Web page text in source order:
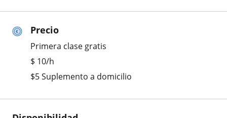
Precio
Primera clase gratis
$ 10/h
$5 Suplemento a domicilio